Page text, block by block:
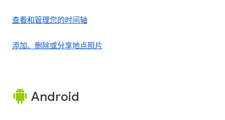
查看和管理您的时间轴
添加、删除或分享地点照片
Android